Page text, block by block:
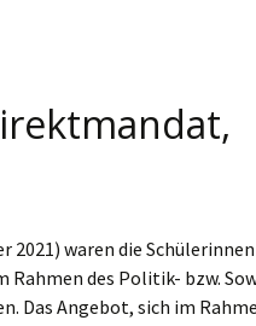
2021) waren die Schülerinnen
Rahmen des Politik- bzw.
Das Angebot, sich im